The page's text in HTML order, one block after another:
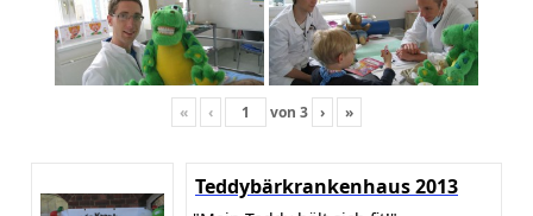
« ‹ von 3 › »
Teddybärkrankenhaus 2013